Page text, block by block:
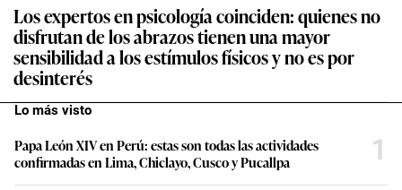
Los expertos en psicología coinciden: quienes no
disfrutan de los abrazos tienen una mayor
sensibilidad a los estímulos físicos y no es por
desinterés
Lo más visto
Papa León XIV en Perú: estas son todas las actividades
confirmadas en Lima, Chiclayo, Cusco y Pucallpa
1